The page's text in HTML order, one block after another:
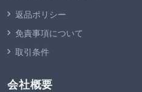
返品ポリシー
免責事項について
取引条件
会社概要